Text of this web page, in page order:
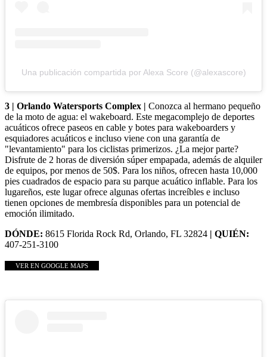
Una publicación compartida por Alexa Score (@alexascore)
3 | Orlando Watersports Complex | Conozca al hermano pequeño
de la moto de agua: el wakeboard. Este megacomplejo de deportes
acuáticos ofrece paseos en cable y botes para wakeboarders y
esquiadores acuáticos e incluso viene con una garantía de
"levantamiento" para los ciclistas primerizos. ¿La mejor parte?
Disfrute de 2 horas de diversión súper empapada, además de alquiler
de equipos, por menos de 50$. Para los niños, ofrecen hasta 10,000
pies cuadrados de espacio para su parque acuático inflable. Para los
lugareños, este lugar ofrece algunas ofertas increíbles e incluso
tienen opciones de membresía disponibles para un potencial de
emoción ilimitado.
DÓNDE: 8615 Florida Rock Rd, Orlando, FL 32824 | QUIÉN:
407-251-3100
VER EN GOOGLE MAPS